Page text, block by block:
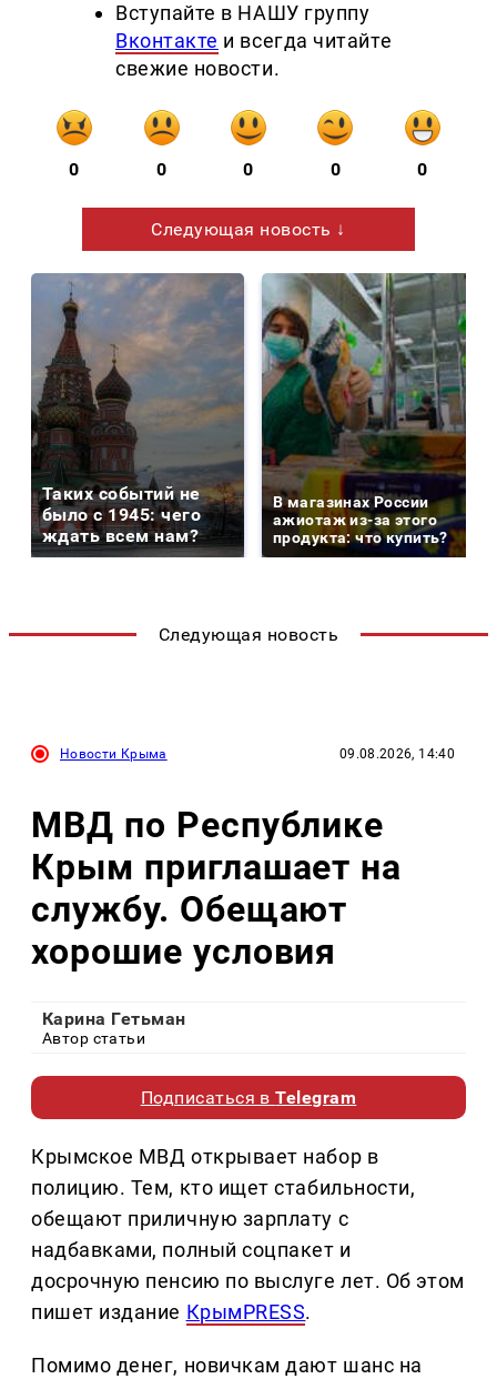
Вступайте в НАШУ группу
Вконтакте и всегда читайте
свежие новости.
0 0 0 0 0
Следующая новость ↓
Таких событий не
было с 1945: чего
ждать всем нам?
В магазинах России
ажиотаж из-за этого
продукта: что купить?
Следующая новость
Новости Крыма 09.08.2026, 14:40
МВД по Республике
Крым приглашает на
службу. Обещают
хорошие условия
Карина Гетьман
Автор статьи
Подписаться вTelegram
Крымское МВД открывает набор в
полицию. Тем, кто ищет стабильности,
обещают приличную зарплату с
надбавками, полный соцпакет и
досрочную пенсию по выслуге лет. Об этом
пишет издание КрымPRESS.
Помимо денег, новичкам дают шанс на